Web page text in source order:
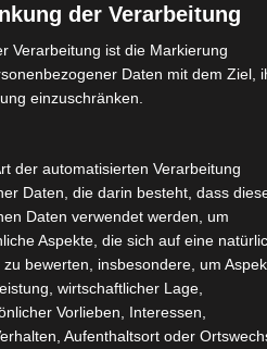
der Verarbeitung
Verarbeitung ist die Markierung
Daten mit dem Ziel,
einzuschränken.
der automatisierten Verarbeitung
Daten, die darin besteht, dass
Daten verwendet werden, um
Aspekte, die sich auf eine
bewerten, insbesondere, um
wirtschaftlicher Lage,
Vorlieben, Interessen,
Aufenthaltsort oder